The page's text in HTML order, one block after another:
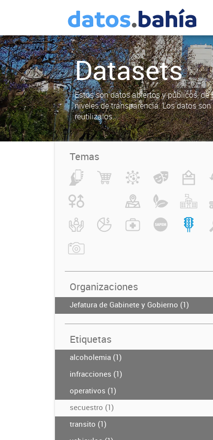
Datasets
Estos son datos abiertos y públicos,
niveles de transparencia. Los datos
reutilizalos.
Temas
Organizaciones
Jefatura de Gabinete y Gobierno (1)
Etiquetas
alcoholemia (1)
infracciones (1)
operativos (1)
secuestro (1)
transito (1)